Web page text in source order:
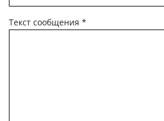
Текст сообщения *